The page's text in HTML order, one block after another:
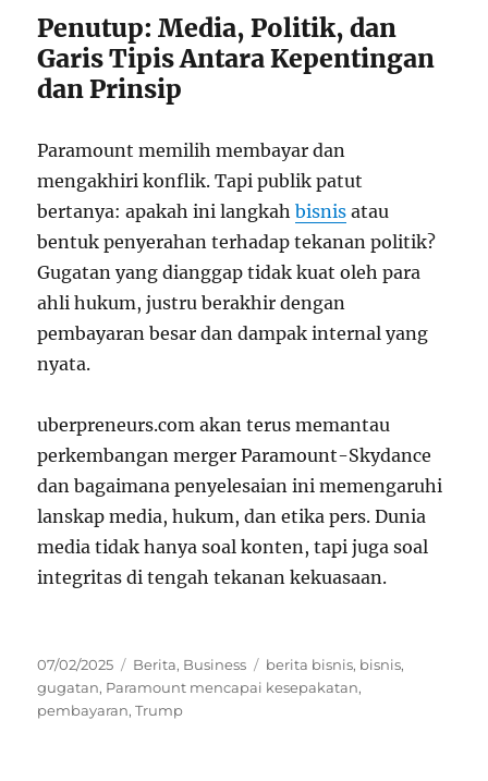
Penutup: Media, Politik, dan
Garis Tipis Antara Kepentingan
dan Prinsip
Paramount memilih membayar dan
mengakhiri konflik. Tapi publik patut
bertanya: apakah ini langkahbisnis atau
bentuk penyerahan terhadap tekanan politik?
Gugatan yang dianggap tidak kuat oleh para
ahli hukum, justru berakhir dengan
pembayaran besar dan dampak internal yang
nyata.
uberpreneurs.com akan terus memantau
perkembangan merger Paramount-Skydance
dan bagaimana penyelesaian ini memengaruhi
lanskap media, hukum, dan etika pers. Dunia
media tidak hanya soal konten, tapi juga soal
integritas di tengah tekanan kekuasaan.
Posted
on
07/02/2025 Categories
Berita, Business Tags
berita bisnis, bisnis,
gugatan, Paramount mencapai kesepakatan,
pembayaran,Trump